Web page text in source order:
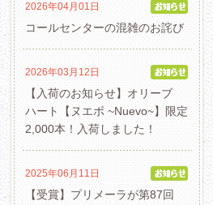
2026年04月01日
コールセンターの混雑のお詫び
2026年03月12日
【入荷のお知らせ】オリーブ
ハート【ヌエボ ~Nuevo~】限定
2,000本！入荷しました！
2025年06月11日
【受賞】プリメーラが第87回